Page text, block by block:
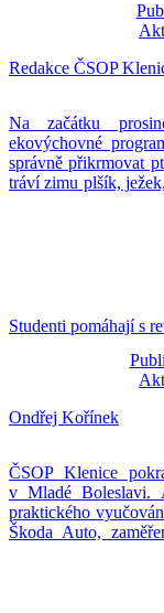
Redakce ČSOP
Na začátku
ekovýchovné
správně přikrmovat
tráví zimu plšík,
zazpívali, vyplnili
Studenti pomáhají s
Ondřej Kořínek
ČSOP Klenice
v Mladé Boleslavi.
praktického
Škoda Auto,
Marty Kůrkové,